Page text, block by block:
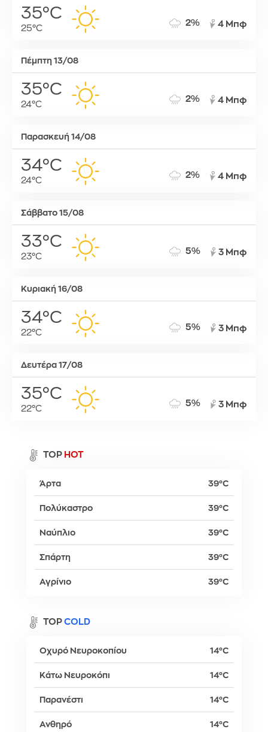
35°C
25°C
2% 4 Μπφ
Πέμπτη 13/08
35°C
24°C
2% 4 Μπφ
Παρασκευή 14/08
34°C
24°C
2% 4 Μπφ
Σάββατο 15/08
33°C
23°C
5% 3 Μπφ
Κυριακή 16/08
34°C
22°C
5% 3 Μπφ
Δευτέρα 17/08
35°C
22°C
5% 3 Μπφ
TOP HOT
Άρτα 39°C
Πολύκαστρο 39°C
Ναύπλιο 39°C
Σπάρτη 39°C
Αγρίνιο 39°C
TOP COLD
Οχυρό Νευροκοπίου 14°C
Κάτω Νευροκόπι 14°C
Παρανέστι 14°C
Ανθηρό 14°C